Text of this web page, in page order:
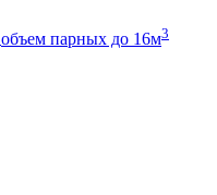
объем парных до 16м3